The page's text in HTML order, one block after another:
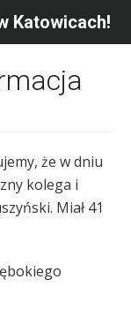
Katowicach!
że w dniu
kolega i
Miał 41